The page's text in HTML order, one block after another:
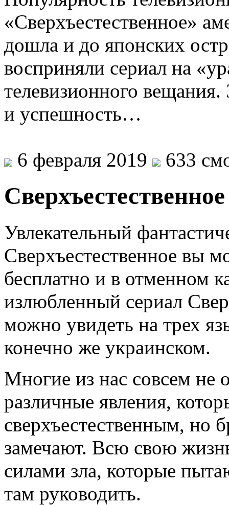
«Сверхъестественное»
дошла и до японских
восприняли сериал на
телевизионного
и успешность…
6 февраля 2019 633
Сверхъестественное
Увлекательный
Сверхъестественное вы
бесплатно и в отменном
излюбленный сериал
можно увидеть на трех
конечно же украинском.
Многие из нас совсем не
различные явления,
сверхъестественным, но
замечают. Всю свою
силами зла, которые
там руководить.